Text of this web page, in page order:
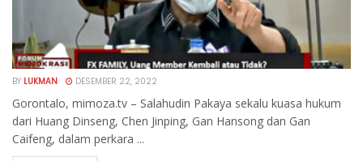
BY LUKMAN DESEMBER 22, 2022
Gorontalo, mimoza.tv – Salahudin Pakaya sekalu kuasa hukum
dari Huang Dinseng, Chen Jinping, Gan Hansong dan Gan
Caifeng, dalam perkara ...